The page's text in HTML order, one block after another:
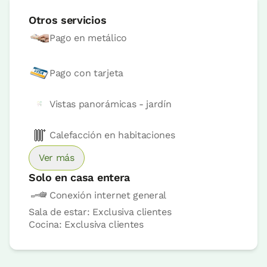
Reserva ahora
Otros servicios
Pago en metálico
Pago con tarjeta
Vistas panorámicas - jardín
Calefacción en habitaciones
Ver más
Solo en casa entera
Conexión internet general
Sala de estar: Exclusiva clientes
Cocina: Exclusiva clientes